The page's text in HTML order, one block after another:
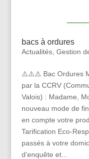
bacs à ordures
Actualités, Gestion
⚠️⚠️⚠️ Bac Ordures
par la CCRV
Valois) : Madame,
nouveau mode de
en compte votre
Tarification Eco-
passés à votre
d’enquête et...